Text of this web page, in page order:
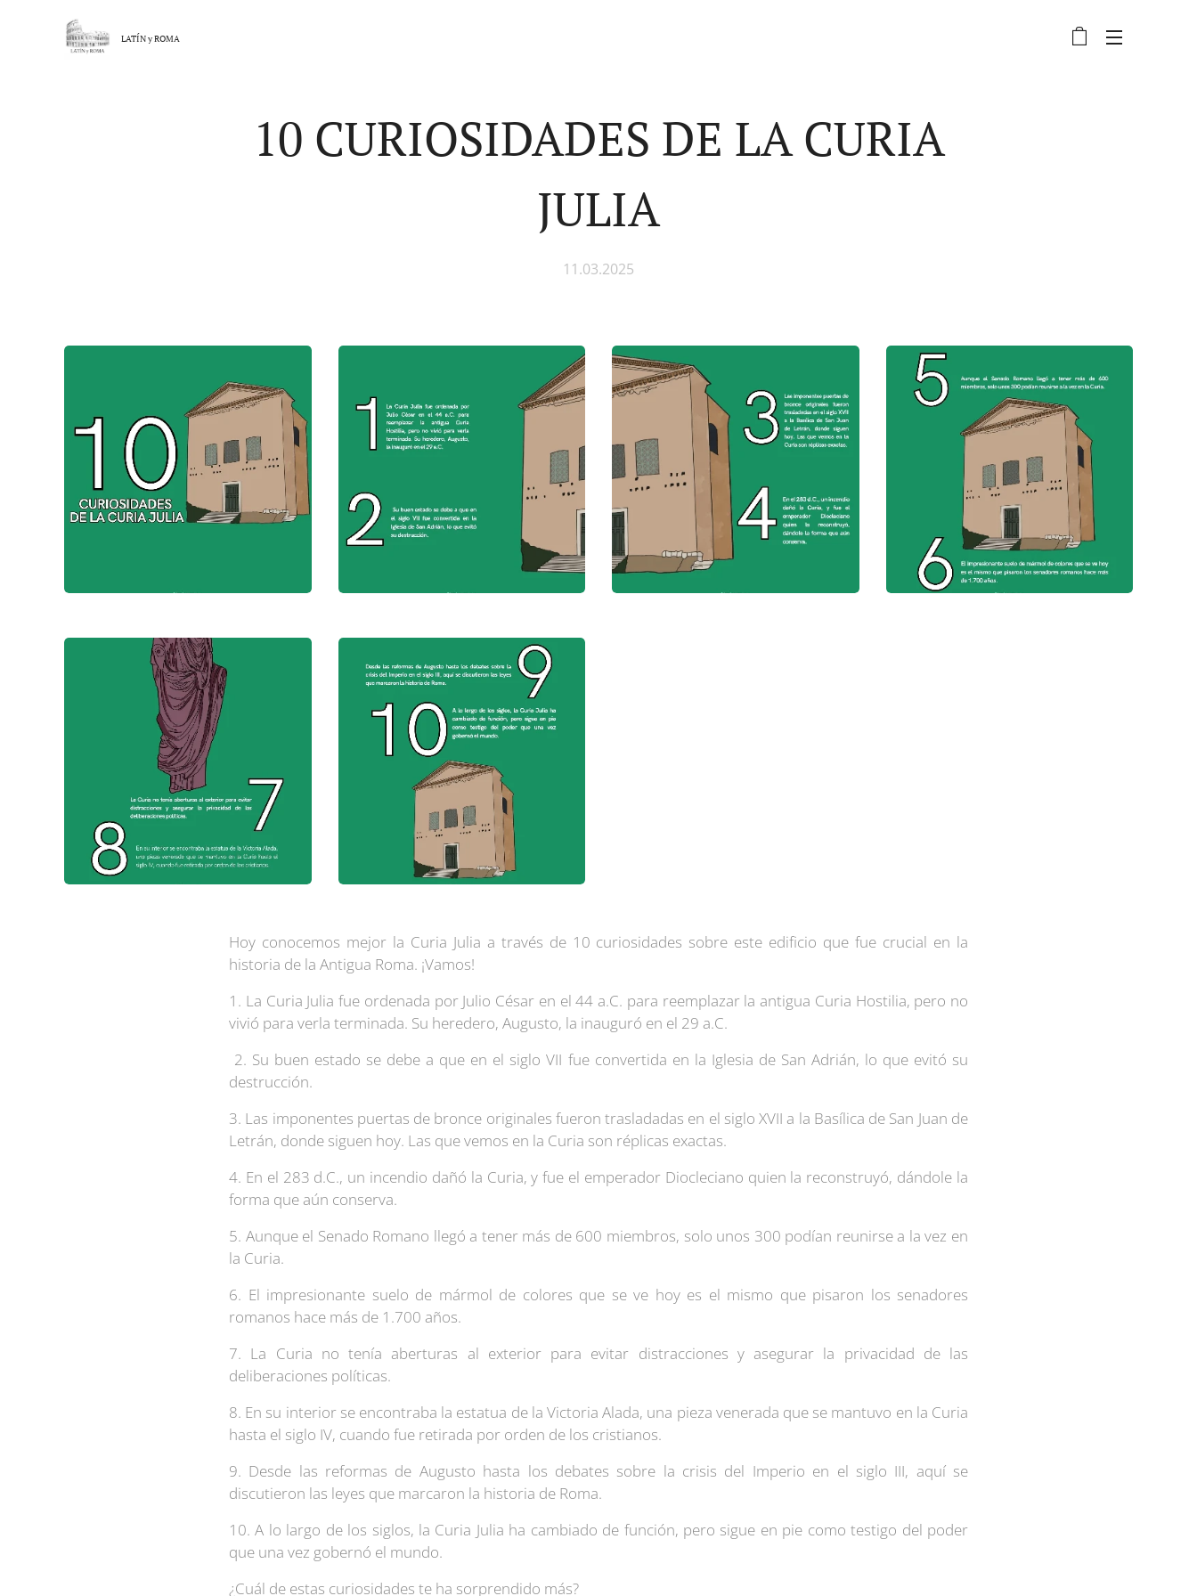
LATÍN yROMA
10 CURIOSIDADES DE LA CURIA
JULIA
11.03.2025
Hoy conocemos mejor la Curia Julia a través de 10 curiosidades sobre este edificio que fue crucial en la
historia de la Antigua Roma. ¡Vamos!
1. La Curia Julia fue ordenada por Julio César en el 44 a.C. para reemplazar la antigua Curia Hostilia, pero no
vivió para verla terminada. Su heredero, Augusto, la inauguró en el 29 a.C.
2. Su buen estado se debe a que en el siglo VII fue convertida en la Iglesia de San Adrián, lo que evitó su
destrucción.
3. Las imponentes puertas de bronce originales fueron trasladadas en el siglo XVII a la Basílica de San Juan de
Letrán, donde siguen hoy. Las que vemos en la Curia son réplicas exactas.
4. En el 283 d.C., un incendio dañó la Curia, y fue el emperador Diocleciano quien la reconstruyó, dándole la
forma que aún conserva.
5. Aunque el Senado Romano llegó a tener más de 600 miembros, solo unos 300 podían reunirse a la vez en
la Curia.
6. El impresionante suelo de mármol de colores que se ve hoy es el mismo que pisaron los senadores
romanos hace más de 1.700 años.
7. La Curia no tenía aberturas al exterior para evitar distracciones y asegurar la privacidad de las
deliberaciones políticas.
8. En su interior se encontraba la estatua de la Victoria Alada, una pieza venerada que se mantuvo en la Curia
hasta el siglo IV, cuando fue retirada por orden de los cristianos.
9. Desde las reformas de Augusto hasta los debates sobre la crisis del Imperio en el siglo III, aquí se
discutieron las leyes que marcaron la historia de Roma.
10. A lo largo de los siglos, la Curia Julia ha cambiado de función, pero sigue en pie como testigo del poder
que una vez gobernó el mundo.
¿Cuál de estas curiosidades te ha sorprendido más?